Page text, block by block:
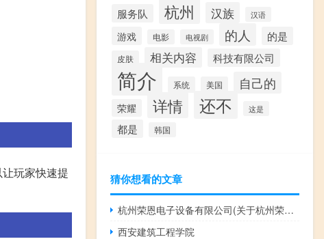
玩家快速提
服务队
杭州 汉族 汉语
游戏 电影 电视剧 的人 的是
皮肤 相关内容 科技有限公司
简介 系统 美国 自己的
荣耀 详情 还不 这是
都是 韩国
猜你想看的文章
杭州荣恩电子设备有限公司(关于杭州荣恩电子设备有限公司的简介)
西安建筑工程学院